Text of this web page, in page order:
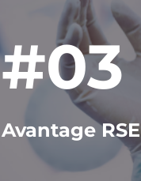
#03
Avantage RSE